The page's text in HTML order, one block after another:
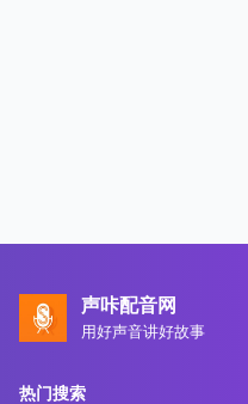
声咔配音网
用好声音讲好故事
热门搜索